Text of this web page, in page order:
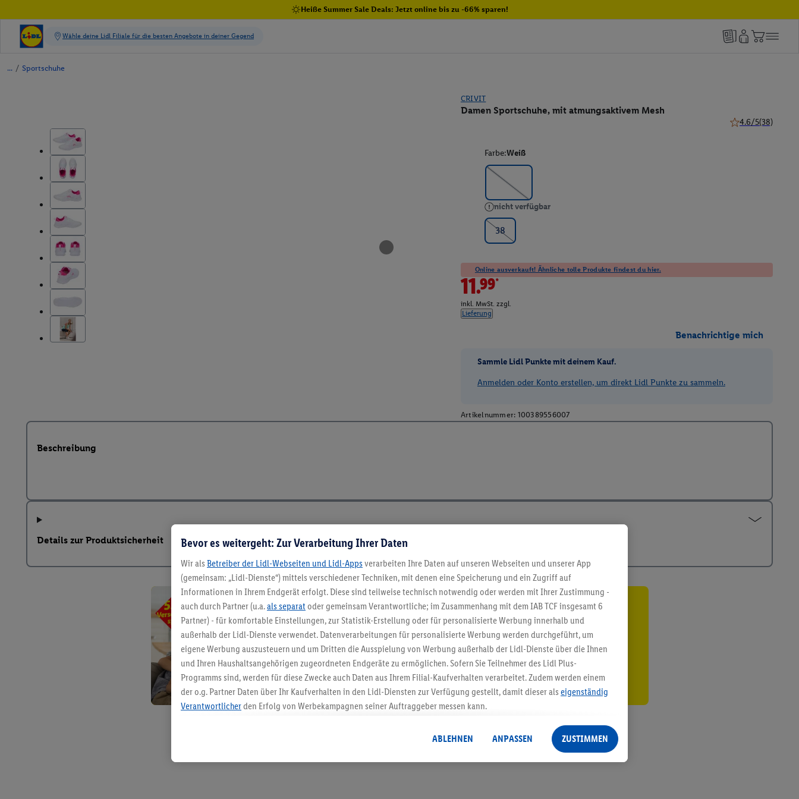
Heiße Summer Sale Deals: Jetzt online bis zu -66% sparen!
/ Sportschuhe
CRIVIT
Damen Sportschuhe, mit atmungsaktivem Mesh
4.6/5(38)
Farbe:Weiß
nicht verfügbar
38
Online ausverkauft! Ähnliche tolle Produkte findest du hier.
11.99*
inkl. MwSt. zzgl.
Lieferung
Benachrichtige mich
Sammle Lidl Punkte mit deinem Kauf.
Anmelden oder Konto erstellen, um direkt Lidl Punkte zu sammeln.
Artikelnummer: 100389556007
Beschreibung
Details zur Produktsicherheit
5.95 € Versand sparen³²ᵃ
Jetzt zum Newsletter anmelden
Gutschein sichern!
Bevor es weitergeht: Zur Verarbeitung Ihrer Daten
Wir als Betreiber der Lidl-Webseiten und Lidl-Apps verarbeiten Ihre Daten auf unseren Webseiten und unserer App
(gemeinsam: „Lidl-Dienste“) mittels verschiedener Techniken, mit denen eine Speicherung und ein Zugriff auf
Informationen in Ihrem Endgerät erfolgt. Diese sind teilweise technisch notwendig oder werden mit Ihrer Zustimmung -
auch durch Partner (u.a.als separat oder gemeinsam Verantwortliche; im Zusammenhang mit dem IAB TCF insgesamt 6
Partner) - für komfortable Einstellungen, zur Statistik-Erstellung oder für personalisierte Werbung innerhalb und
außerhalb der Lidl-Dienste verwendet. Datenverarbeitungen für personalisierte Werbung werden durchgeführt, um
eigene Werbung auszusteuern und um Dritten die Ausspielung von Werbung außerhalb der Lidl-Dienste über die Ihnen
und Ihren Haushaltsangehörigen zugeordneten Endgeräte zu ermöglichen. Sofern Sie Teilnehmer des Lidl Plus-
Programms sind, werden für diese Zwecke auch Daten aus Ihrem Filial-Kaufverhalten verarbeitet. Zudem werden einem
der o.g. Partner Daten über Ihr Kaufverhalten in den Lidl-Diensten zur Verfügung gestellt, damit dieser als eigenständig
Verantwortlicherden Erfolg von Werbekampagnen seiner Auftraggeber messen kann.
angereicherten Profilen. Dies umfasst die Zusammenführung von Daten (z.B. über Ihre Nutzung der Lidl-Dienste, Ihr
Kaufverhalten in den Lidl-Diensten, Informationen aus Ihrem Kundenkonto - z.B. Alter oder Geschlecht - sowie Ihre
genauen Standortdaten) auch über verschiedene Endgeräte und Lidl-Dienste hinweg einschließlich dem Speichern von
ABLEHNEN ANPASSEN ZUSTIMMEN